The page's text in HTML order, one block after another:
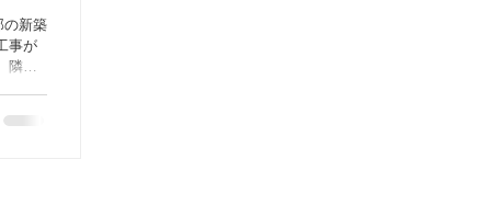
の新築
事が
隣地